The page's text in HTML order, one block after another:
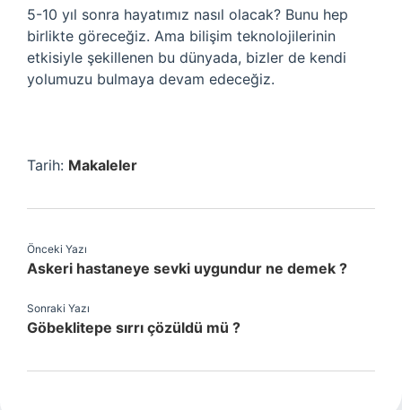
5-10 yıl sonra hayatımız nasıl olacak? Bunu hep
birlikte göreceğiz. Ama bilişim teknolojilerinin
etkisiyle şekillenen bu dünyada, bizler de kendi
yolumuzu bulmaya devam edeceğiz.
Tarih: Makaleler
Önceki Yazı
Askeri hastaneye sevki uygundur ne demek ?
Sonraki Yazı
Göbeklitepe sırrı çözüldü mü ?